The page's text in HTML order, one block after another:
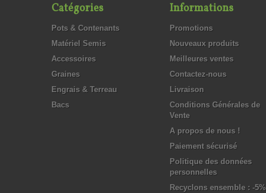
Catégories
Pots & Contenants
Matériel Semis
Accessoires
Graines
Engrais & Terreau
Bacs
Informations
Promotions
Nouveaux produits
Meilleures ventes
Contactez-nous
Livraison
Conditions Générales de
Vente
A propos de nous !
Paiement sécurisé
Politique des données
personnelles
Recyclons ensemble : -5%